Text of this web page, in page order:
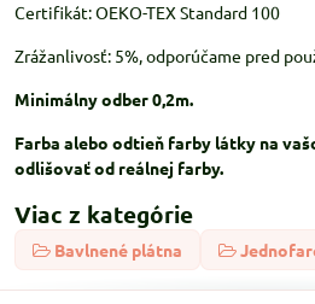
Certifikát: OEKO-TEX Standard 100
Zrážanlivosť: 5%, odporúčame pred
Minimálny odber 0,2m.
Farba alebo odtieň farby látky na
odlišovať od reálnej farby.
Viac z kategórie
Bavlnené plátna